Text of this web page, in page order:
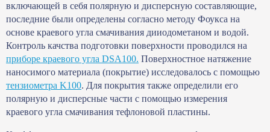
включающей в себя полярную и дисперсную составляющие,
последние были определены согласно методу Фоукса на
основе краевого угла смачивания дииодометаном и водой.
Контроль качства подготовки поверхности проводился на
приборе краевого угла DSA100. Поверхностное натяжение
наносимого материала (покрытие) исследовалось с помощью
тензиометра K100. Для покрытия также определили его
полярную и дисперсные части с помощью измерения
краевого угла смачивания тефлоновой пластины.